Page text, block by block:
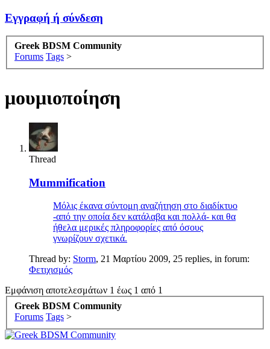
Εγγραφή ή σύνδεση
Greek BDSM Community
Forums Tags >
μουμιοποίηση
Thread
Mummification
Μόλις έκανα σύντομη αναζήτηση στο διαδίκτυο
-από την οποία δεν κατάλαβα και πολλά- και θα
ήθελα μερικές πληροφορίες από όσους
γνωρίζουν σχετικά.
Thread by: Storm, 21 Μαρτίου 2009, 25 replies, in forum:
Φετιχισμός
Εμφάνιση αποτελεσμάτων 1 έως 1 από 1
Greek BDSM Community
Forums Tags >